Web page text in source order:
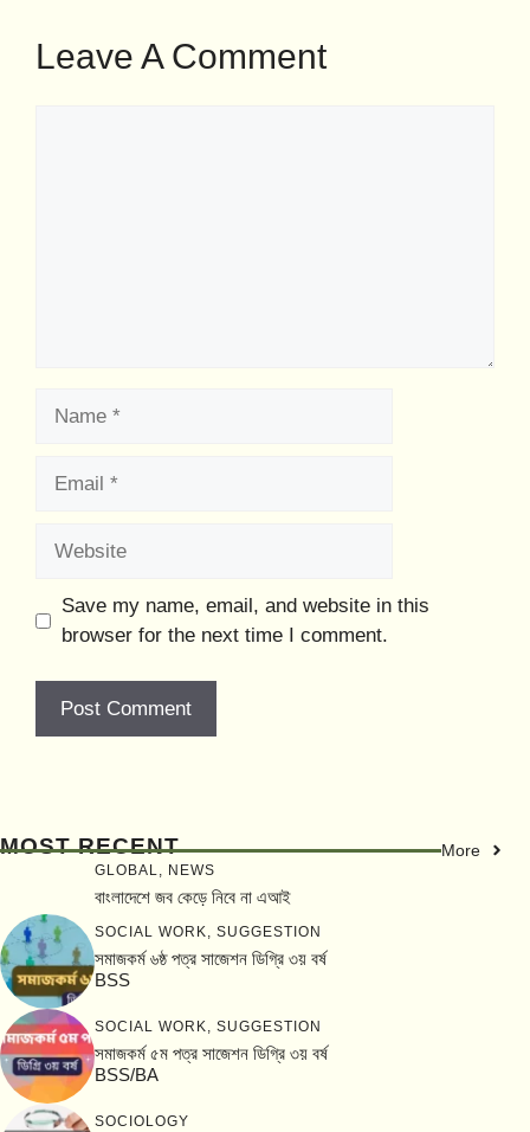
Leave A Comment
Save my name, email, and website in this
browser for the next time I comment.
MOST RECENT More
GLOBAL NEWS
বাংলাদেশে জব কেড়ে নিবে না এআই
SOCIAL WORK, SUGGESTION
সমাজকর্ম ৬ষ্ঠ পত্র সাজেশন ডিগ্রি ৩য় বর্ষ
BSS
SOCIAL WORK, SUGGESTION
সমাজকর্ম ৫ম পত্র সাজেশন ডিগ্রি ৩য় বর্ষ
BSS/BA
SOCIOLOGY